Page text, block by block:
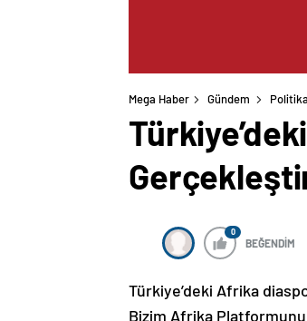
Mega Haber Gündem Politika
0
BEĞENDİM
Türkiye’deki Afrika
Bizim Afrika